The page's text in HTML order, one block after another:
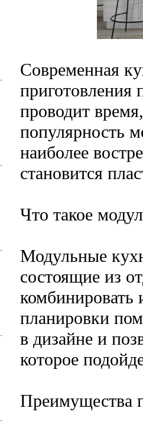
Современная
приготовления
проводит
популярность
наиболее
становится
Что такое
Модульные
состоящие из
комбинировать
планировки
в дизайне и
которое
Преимущества